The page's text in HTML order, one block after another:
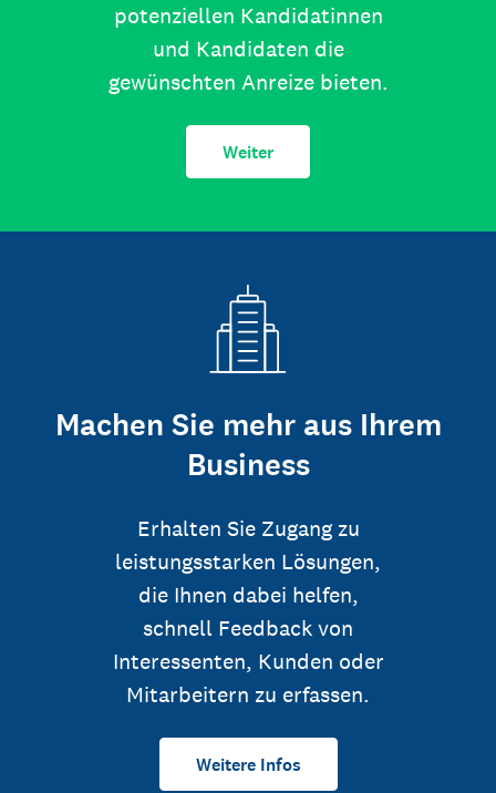
potenziellen Kandidatinnen
und Kandidaten die
gewünschten Anreize bieten.
Weiter
Machen Sie mehr aus Ihrem
Business
Erhalten Sie Zugang zu
leistungsstarken Lösungen,
die Ihnen dabei helfen,
schnell Feedback von
Interessenten, Kunden oder
Mitarbeitern zu erfassen.
Weitere Infos